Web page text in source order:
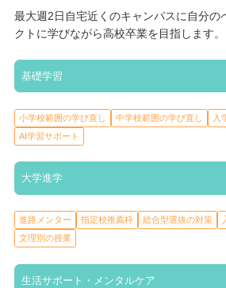
き、フェロー（先生）と一緒に通学とオ
て、自分に合った時間割をつくることがで
専門学校受験対策、就職試験対策」と、3
備。、AI搭載のデジタル教材を活用しな
通学・学習面ともに、自分のペースで自
めることができるため、「自分らしく生
入試傾向・対策分析
最大週2日自宅近くのキャンパスに自分の
クトに学びながら高校卒業を目指します。
基礎学習
小学校範囲の学び直し 中学校範囲の学び直し
入
AI学習サポート
大学進学
進路メンター 指定校推薦枠 総合型選抜の対策
文理別の授業
生活サポート・メンタルケア